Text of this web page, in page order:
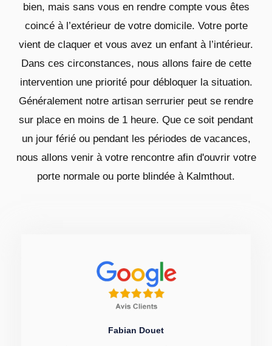
bien, mais sans vous en rendre compte vous êtes
coincé à l’extérieur de votre domicile. Votre porte
vient de claquer et vous avez un enfant à l’intérieur.
Dans ces circonstances, nous allons faire de cette
intervention une priorité pour débloquer la situation.
Généralement notre artisan serrurier peut se rendre
sur place en moins de 1 heure. Que ce soit pendant
un jour férié ou pendant les périodes de vacances,
nous allons venir à votre rencontre afin d'ouvrir votre
porte normale ou porte blindée à Kalmthout.
Fabian Douet